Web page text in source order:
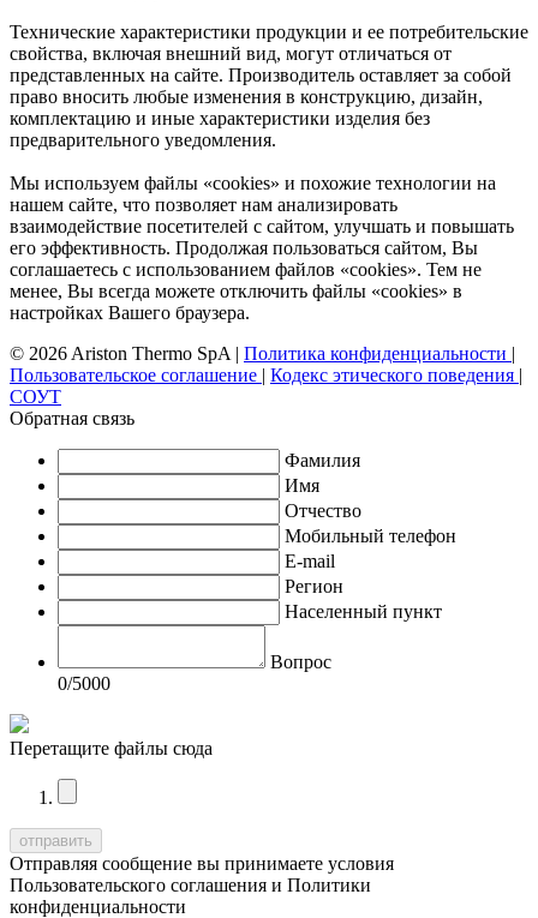
Технические характеристики продукции и ее потребительские
свойства, включая внешний вид, могут отличаться от
представленных на сайте. Производитель оставляет за собой
право вносить любые изменения в конструкцию, дизайн,
комплектацию и иные характеристики изделия без
предварительного уведомления.
Мы используем файлы «cookies» и похожие технологии на
нашем сайте, что позволяет нам анализировать
взаимодействие посетителей с сайтом, улучшать и повышать
его эффективность. Продолжая пользоваться сайтом, Вы
соглашаетесь с использованием файлов «cookies». Тем не
менее, Вы всегда можете отключить файлы «cookies» в
настройках Вашего браузера.
© 2026 Ariston Thermo SpA | Политика конфиденциальности |
Пользовательское соглашение | Кодекс этического поведения |
СОУТ
Обратная связь
Фамилия
Имя
Отчество
Мобильный телефон
E-mail
Регион
Населенный пункт
Вопрос
0/5000
Перетащите файлы сюда
Отправляя сообщение вы принимаете условия
Пользовательского соглашения и Политики
конфиденциальности